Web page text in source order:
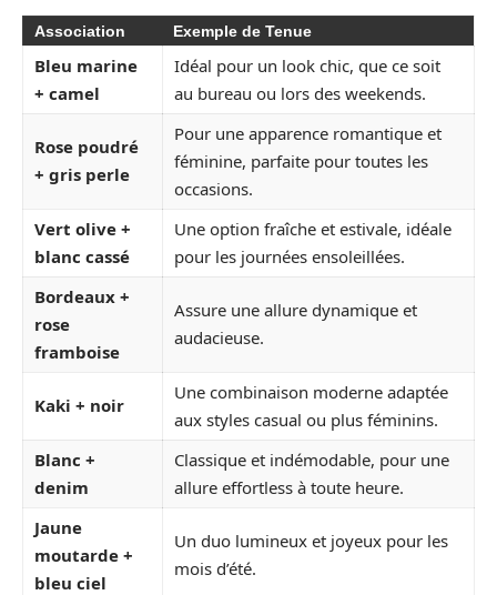
Association Exemple de Tenue
Bleu marine
+ camel
Idéal pour un look chic, que ce soit
au bureau ou lors des weekends.
Rose poudré
+ gris perle
Pour une apparence romantique et
féminine, parfaite pour toutes les
occasions.
Vert olive +
blanc cassé
Une option fraîche et estivale, idéale
pour les journées ensoleillées.
Bordeaux +
rose
framboise
Assure une allure dynamique et
audacieuse.
Kaki + noir
Une combinaison moderne adaptée
aux styles casual ou plus féminins.
Blanc +
denim
Classique et indémodable, pour une
allure effortless à toute heure.
Jaune
moutarde +
bleu ciel
Un duo lumineux et joyeux pour les
mois d’été.